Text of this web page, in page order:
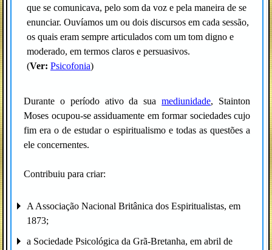
que se comunicava, pelo som da voz e pela maneira de se
enunciar. Ouvíamos um ou dois discursos em cada sessão,
os quais eram sempre articulados com um tom digno e
moderado, em termos claros e persuasivos.
(Ver: Psicofonia)
Durante o período ativo da suamediunidade, Stainton
Moses ocupou-se assiduamente em formar sociedades cujo
fim era o de estudar o espiritualismo e todas as questões a
ele concernentes.
Contribuiu para criar:
A Associação Nacional Britânica dos Espiritualistas, em
1873;
a Sociedade Psicológica da Grã-Bretanha, em abril de